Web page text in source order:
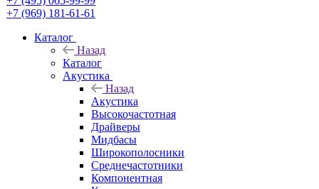
+7 (969) 181-61-61
Каталог
Назад
Каталог
Акустика
Назад
Акустика
Высокочастотная
Драйверы
Мидбасы
Широкополосники
Среднечастотники
Компонентная